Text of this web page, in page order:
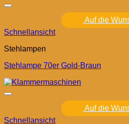
Auf die
Schnellansicht
Stehlampen
Stehlampe 70er Gold-Braun
Auf die
Schnellansicht